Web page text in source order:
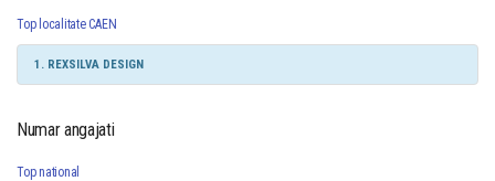
Top localitate CAEN
1. REXSILVA DESIGN
Numar angajati
Top national